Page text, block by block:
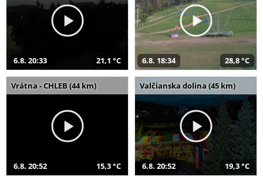
6.8. 20:33 21,1 °C 6.8. 18:34 28,8 °C
Vrátna - CHLEB (44 km)
6.8. 20:52 15,3 °C
Valčianska dolina (45 km)
6.8. 20:52 19,3 °C